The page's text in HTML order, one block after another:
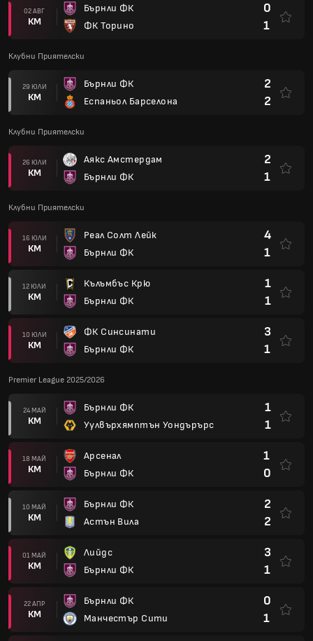
02 АВГ
КМ
Бърнли ФК
ФК Торино
0
1
Клубни Приятелски
29 ЮЛИ
КМ
Бърнли ФК
Еспаньол Барселона
2
2
Клубни Приятелски
26 ЮЛИ
КМ
Аякс Амстердам
Бърнли ФК
2
1
Клубни Приятелски
16 ЮЛИ
КМ
Реал Солт Лейк
Бърнли ФК
4
1
12 ЮЛИ
КМ
Кълъмбъс Крю
Бърнли ФК
1
1
10 ЮЛИ
КМ
ФК Синсинати
Бърнли ФК
3
1
Premier League 2025/2026
24 МАЙ
КМ
Бърнли ФК
Уулвърхямптън Уондърърс
1
1
18 МАЙ
КМ
Арсенал
Бърнли ФК
1
0
10 МАЙ
КМ
Бърнли ФК
Астън Вила
2
2
01 МАЙ
КМ
Лийдс
Бърнли ФК
3
1
22 АПР
КМ
Бърнли ФК
Манчестър Сити
0
1